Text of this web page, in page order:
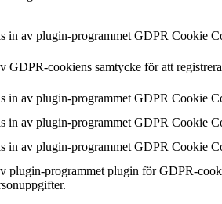
in av plugin-programmet GDPR Cookie
GDPR-cookiens samtycke för att
in av plugin-programmet GDPR Cookie
in av plugin-programmet GDPR Cookie
in av plugin-programmet GDPR Cookie
plugin-programmet plugin för GDPR-